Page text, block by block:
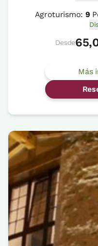
Agroturismo: 9
Desde
Más